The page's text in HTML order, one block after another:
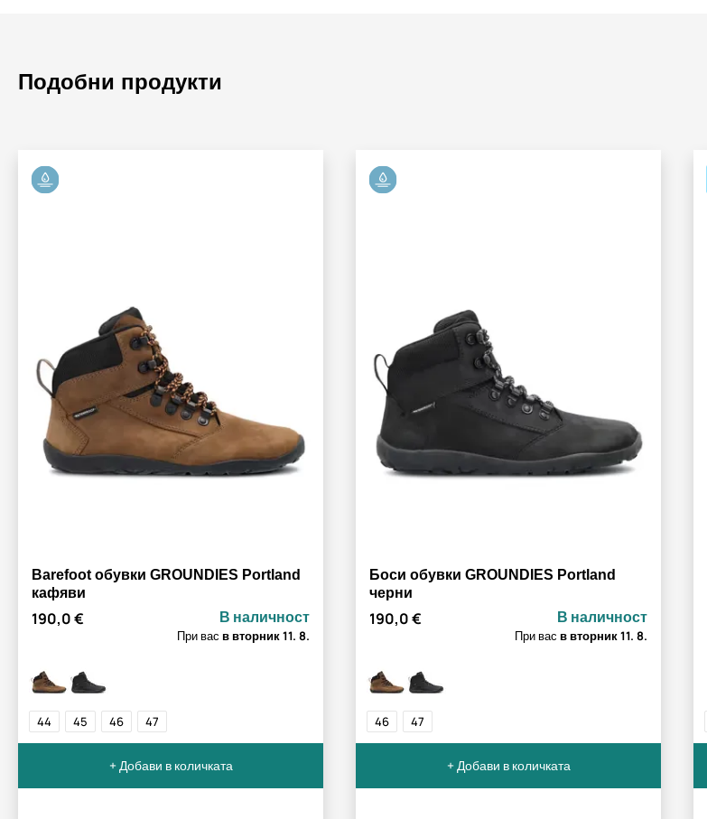
Подобни продукти
Barefoot обувки GROUNDIES Portland
кафяви
190,0 € В наличност
При вас в вторник11. 8.
44 45 46 47
+ Добави в количката
Боси обувки GROUNDIES Portland
черни
190,0 € В наличност
При вас в вторник11. 8.
46 47
+ Добави в количката